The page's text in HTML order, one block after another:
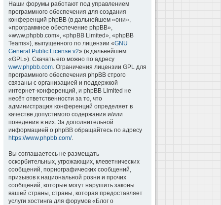
Наши форумы работают под управлением
программного обеспечения для создания
конференций phpBB (в дальнейшем «они»,
«программное обеспечение phpBB»,
«www.phpbb.com», «phpBB Limited», «phpBB
Teams»), выпущенного по лицензии «GNU
General Public License v2» (в дальнейшем
«GPL»). Скачать его можно по адресу
www.phpbb.com. Ограничения лицензии GPL для
программного обеспечения phpBB строго
связаны с организацией и поддержкой
интернет-конференций, и phpBB Limited не
несёт ответственности за то, что
администрация конференций определяет в
качестве допустимого содержания и/или
поведения в них. За дополнительной
информацией о phpBB обращайтесь по адресу
https://www.phpbb.com/.
Вы соглашаетесь не размещать
оскорбительных, угрожающих, клеветнических
сообщений, порнографических сообщений,
призывов к национальной розни и прочих
сообщений, которые могут нарушить законы
вашей страны, страны, которая предоставляет
услуги хостинга для форумов «Блог о